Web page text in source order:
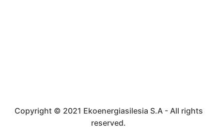
Copyright © 2021 Ekoenergiasilesia S.A - All rights
reserved.